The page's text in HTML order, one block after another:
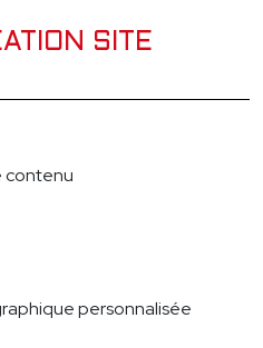
SITE
contenu
personnalisée